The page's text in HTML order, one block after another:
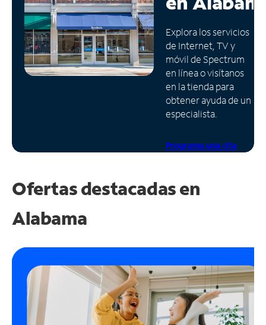
Administrar
cuenta
Encuentra
una
tienda
Explora los servicios
de Internet, TV y
móvil de Spectrum
en línea o visítanos
en la tienda para
obtener ayuda de un
especialista.
Programa una cita
Ofertas destacadas en
Alabama